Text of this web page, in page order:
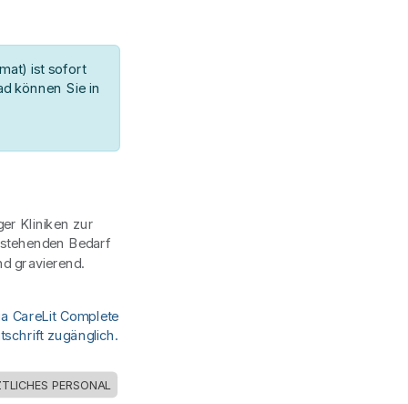
ist sofort
können Sie in
Kliniken zur
Bedarf
gravierend.
CareLit Complete
zugänglich.
PERSONAL